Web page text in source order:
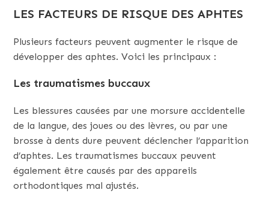
LES FACTEURS DE RISQUE DES APHTES
Plusieurs facteurs peuvent augmenter le risque de
développer des aphtes. Voici les principaux :
Les traumatismes buccaux
Les blessures causées par une morsure accidentelle
de la langue, des joues ou des lèvres, ou par une
brosse à dents dure peuvent déclencher l’apparition
d’aphtes. Les traumatismes buccaux peuvent
également être causés par des appareils
orthodontiques mal ajustés.